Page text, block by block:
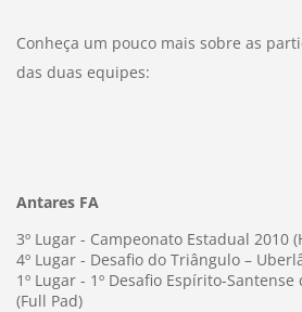
Conheça um pouco mais sobre as
das duas equipes:
Antares FA
3º Lugar - Campeonato Estadual 2010
4º Lugar - Desafio do Triângulo –
1º Lugar - 1º Desafio Espírito-
(Full Pad)